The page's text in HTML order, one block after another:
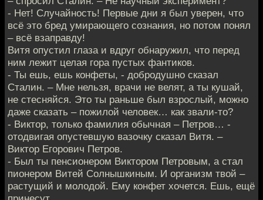
- Нет! Случайность! Первые дни я был уверен, что
всё это бред умирающего сознания, но потом понял
– всё взаправду!
Витя опустил глаза и вдруг обнаружил, что перед
ним лежит целая гора пустых фантиков.
- Ты ешь, ешь конфеты, - добродушно сказал
Сталин. – Мне нельзя, врачи не велят, а ты кушай,
не стесняйся. Это ты раньше был взрослый, можно
даже сказать – пожилой человек… как звали-то?
- Виктор, только фамилия обычная – Петров… -
отодвигая опустевшую вазочку сказал Витя. –
Виктор Егорович Петров.
- Был ты пенсионером Виктором Петровым, а стал
пионером Витей Солнышкиным. И организм твой –
растущий и молодой. Ему конфет хочется. Ешь, ещё